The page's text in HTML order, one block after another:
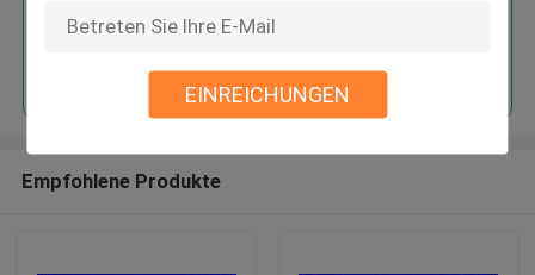
EINREICHUNGEN
Empfohlene Produkte